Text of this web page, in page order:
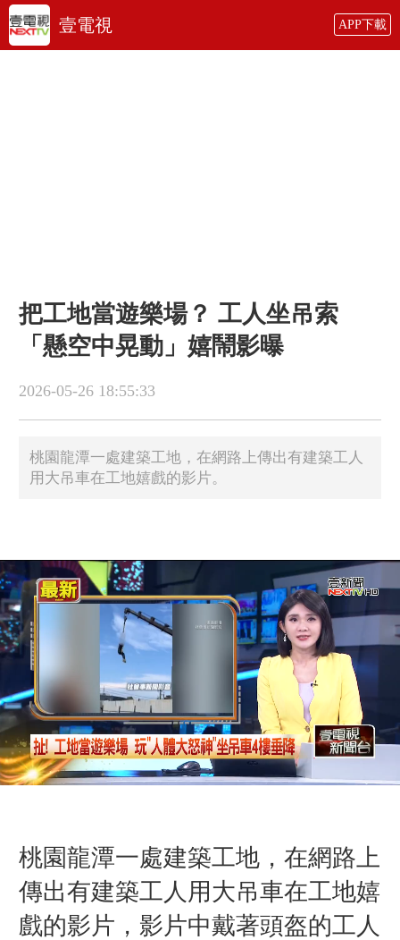
壹電視 APP下載
把工地當遊樂場？ 工人坐吊索
「懸空中晃動」嬉鬧影曝
2026-05-26 18:55:33
桃園龍潭一處建築工地，在網路上傳出有建築工人
用大吊車在工地嬉戲的影片。
桃園龍潭一處建築工地，在網路上
傳出有建築工人用大吊車在工地嬉
戲的影片，影片中戴著頭盔的工人